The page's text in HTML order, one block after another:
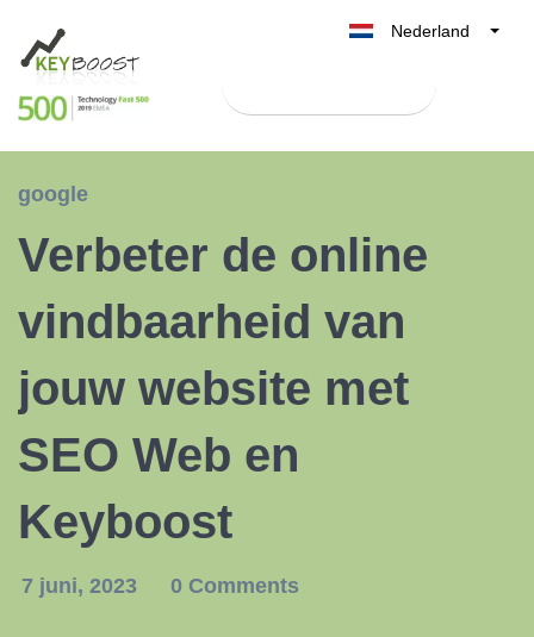
Nederland
België
España
google
Verbeter de online
vindbaarheid van
jouw website met
SEO Web en
Keyboost
7 juni, 2023 0 Comments